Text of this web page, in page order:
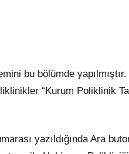
bu bölümde
“Kurum Poliklinik
yazıldığında Ara